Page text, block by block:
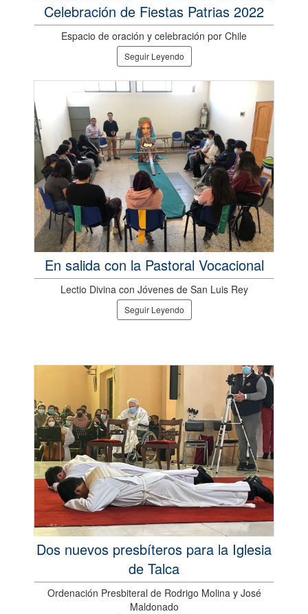
Celebración de Fiestas Patrias 2022
Espacio de oración y celebración por Chile
Seguir Leyendo
En salida con la Pastoral Vocacional
Lectio Divina con Jóvenes de San Luis Rey
Seguir Leyendo
Dos nuevos presbíteros para la Iglesia
de Talca
Ordenación Presbiteral de Rodrigo Molina y José
Maldonado